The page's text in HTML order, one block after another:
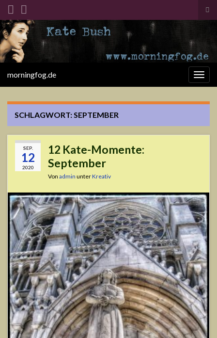
Search for:
morningfog.de
SCHLAGWORT:SEPTEMBER
SEP.
12
2020
12 Kate-Momente:
September
Von admin unterKreativ